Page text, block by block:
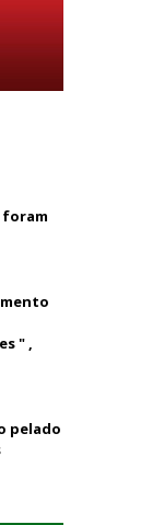
foram
" ,
pelado